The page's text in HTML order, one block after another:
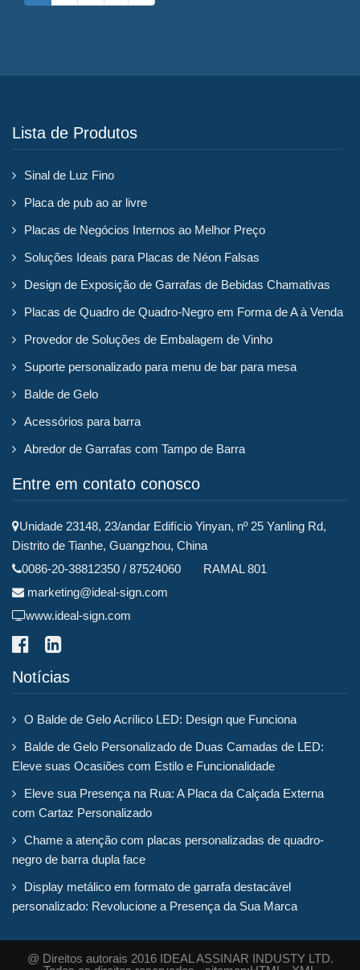
Lista de Produtos
Sinal de Luz Fino
Placa de pub ao ar livre
Placas de Negócios Internos ao Melhor Preço
Soluções Ideais para Placas de Néon Falsas
Design de Exposição de Garrafas de Bebidas Chamativas
Placas de Quadro de Quadro-Negro em Forma de A à Venda
Provedor de Soluções de Embalagem de Vinho
Suporte personalizado para menu de bar para mesa
Balde de Gelo
Acessórios para barra
Abredor de Garrafas com Tampo de Barra
Entre em contato conosco
Unidade 23148, 23/andar Edifício Yinyan, nº 25 Yanling Rd,
Distrito de Tianhe, Guangzhou, China
0086-20-38812350 / 87524060 RAMAL 801
marketing@ideal-sign.com
www.ideal-sign.com
Notícias
O Balde de Gelo Acrílico LED: Design que Funciona
Balde de Gelo Personalizado de Duas Camadas de LED:
Eleve suas Ocasiões com Estilo e Funcionalidade
Eleve sua Presença na Rua: A Placa da Calçada Externa
com Cartaz Personalizado
Chame a atenção com placas personalizadas de quadro-
negro de barra dupla face
Display metálico em formato de garrafa destacável
personalizado: Revolucione a Presença da Sua Marca
@ Direitos autorais 2016 IDEAL ASSINAR INDUSTY LTD.